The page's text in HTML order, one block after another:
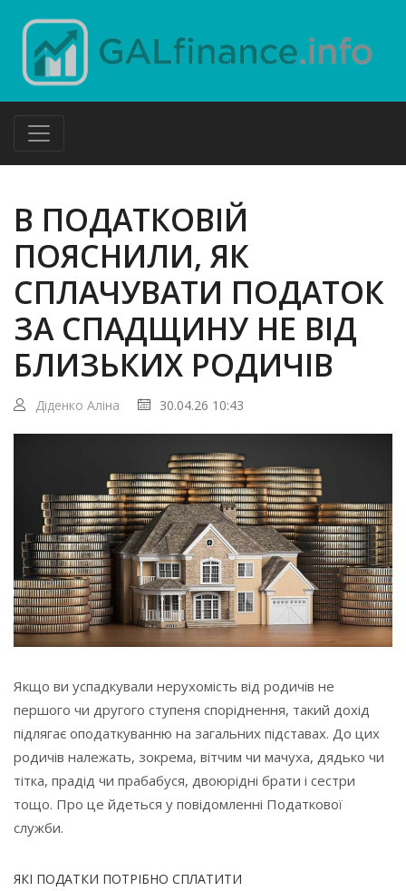
В ПОДАТКОВІЙ
ПОЯСНИЛИ, ЯК
СПЛАЧУВАТИ ПОДАТОК
ЗА СПАДЩИНУ НЕ ВІД
БЛИЗЬКИХ РОДИЧІВ
Діденко Аліна 30.04.26 10:43
Якщо ви успадкували нерухомість від родичів не
першого чи другого ступеня споріднення, такий дохід
підлягає оподаткуванню на загальних підставах. До цих
родичів належать, зокрема, вітчим чи мачуха, дядько чи
тітка, прадід чи прабабуся, двоюрідні брати і сестри
тощо. Про це йдеться у повідомленні Податкової
служби.
ЯКІ ПОДАТКИ ПОТРІБНО СПЛАТИТИ